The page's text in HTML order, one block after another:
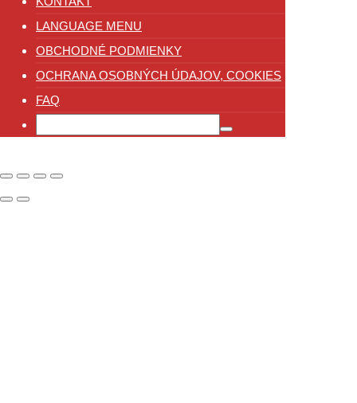
LANGUAGE MENU
OBCHODNÉ PODMIENKY
OCHRANA OSOBNÝCH ÚDAJOV, COOKIES
FAQ